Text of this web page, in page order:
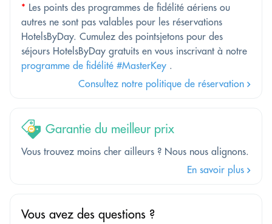
* Les points des programmes de fidélité aériens ou
autres ne sont pas valables pour les réservations
HotelsByDay. Cumulez des pointsjetons pour des
séjours HotelsByDay gratuits en vous inscrivant à notre
programme de fidélité #MasterKey .
Consultez notre politique de réservation
Garantie du meilleur prix
Vous trouvez moins cher ailleurs ? Nous nous alignons.
En savoir plus
Vous avez des questions ?